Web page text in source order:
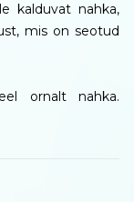
kalduvat nahka,
mis on seotud
ornalt nahka.